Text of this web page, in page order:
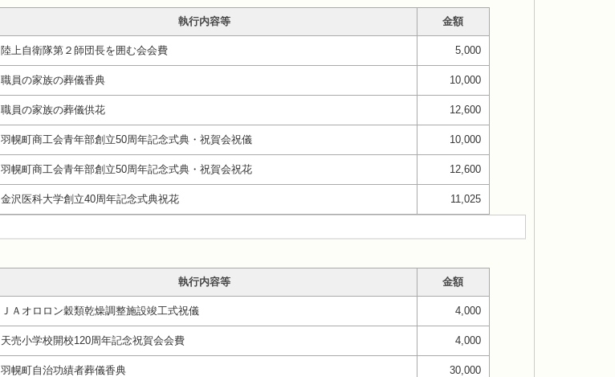
執行内容等 金額
陸上自衛隊第２師団長を囲む会会費 5,000
職員の家族の葬儀香典 10,000
職員の家族の葬儀供花 12,600
羽幌町商工会青年部創立50周年記念式典・祝賀会祝儀 10,000
羽幌町商工会青年部創立50周年記念式典・祝賀会祝花 12,600
金沢医科大学創立40周年記念式典祝花 11,025
執行内容等 金額
ＪＡオロロン穀類乾燥調整施設竣工式祝儀 4,000
天売小学校開校120周年記念祝賀会会費 4,000
羽幌町自治功績者葬儀香典 30,000